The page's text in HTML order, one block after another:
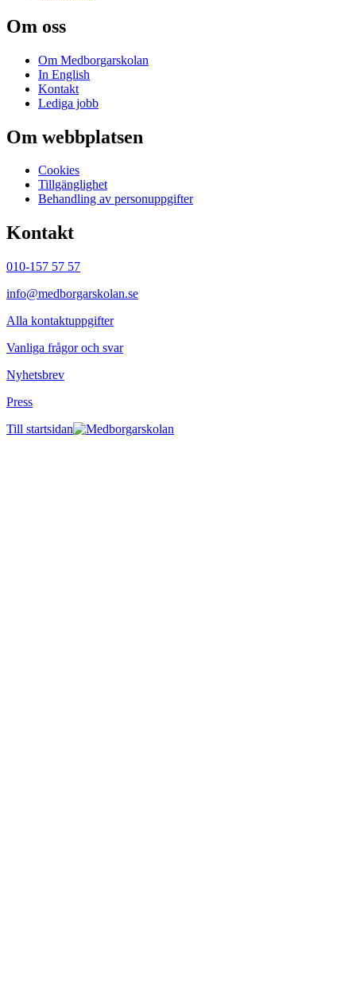
Om oss
Om Medborgarskolan
In English
Kontakt
Lediga jobb
Om webbplatsen
Cookies
Tillgänglighet
Behandling av personuppgifter
Kontakt
010-157 57 57
info@medborgarskolan.se
Alla kontaktuppgifter
Vanliga frågor och svar
Nyhetsbrev
Press
Till startsidan